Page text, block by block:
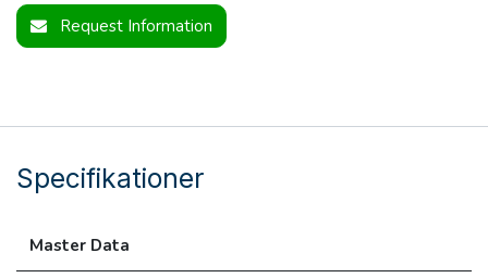
Request Information
Specifikationer
Master Data